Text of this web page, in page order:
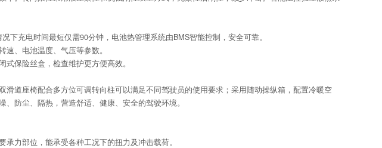
下充电时间最短仅需90分钟，电池热管理系统由BMS智能控制，安全可靠。
、电池温度、气压等参数。
保险丝盒，检查维护更方便高效。
道座椅配合多方位可调转向柱可以满足不同驾驶员的使用要求；采用随动操纵箱，配置冷暖空
防尘、隔热，营造舒适、健康、安全的驾驶环境。
力部位，能承受各种工况下的扭力及冲击载荷。